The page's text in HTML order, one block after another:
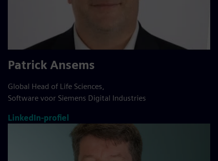
Patrick Ansems
Global Head of Life Sciences,
Software voor Siemens Digital Industries
LinkedIn-profiel